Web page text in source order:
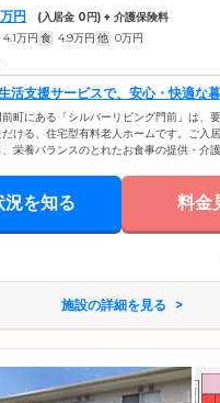
万円 (入居金 0円) + 介護保険料
4.1万円 食 4.9万円 他 0万円
活支援サービスで、安心・快適な
町にある「シルバーリビング門前」は、
だける、住宅型有料老人ホームです。ご入
栄養バランスのとれたお食事の提供・介
応・郵便物の受け取り・外出の際のタクシ
ービスをご提供。支援をつうじて、ご入居
お手伝いしています。いつもありのままで
囲気も大きな魅力。ゆったりとした時間
況を知る 料金
施設の詳細を見る